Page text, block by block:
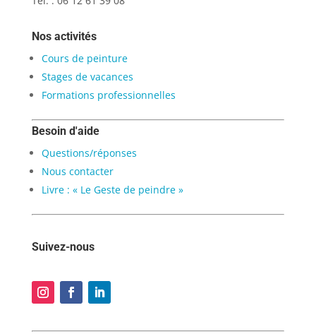
Nos activités
Cours de peinture
Stages de vacances
Formations professionnelles
Besoin d'aide
Questions/réponses
Nous contacter
Livre : « Le Geste de peindre »
Suivez-nous